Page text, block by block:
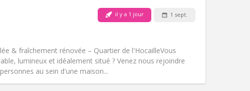
il y a 1 jour 1 sept.
& fraîchement rénovée – Quartier de l'Hocaille ​Vous
lumineux et idéalement situé ? Venez nous rejoindre
au sein d'une maison...
Autre
Atmosphère:Studieuse, calme,
Non-fumeur
Animaux de compagnie:Non